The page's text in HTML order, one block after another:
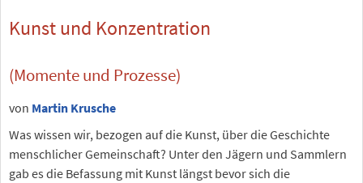
Kunst und Konzentration
(Momente und Prozesse)
von Martin Krusche
Was wissen wir, bezogen auf die Kunst, über die Geschichte
menschlicher Gemeinschaft? Unter den Jägern und Sammlern
gab es die Befassung mit Kunst längst bevor sich die